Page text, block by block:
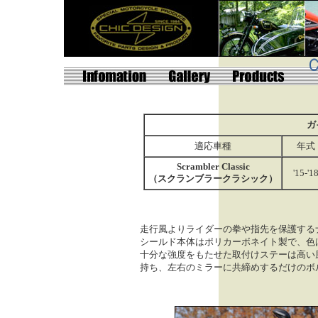
適応車種
年式
Scrambler Classic
（スクランブラークラシック）
'15-'18
走行風よりライダーの拳や指先を保護す
シールド本体はポリカーボネイト製で、
十分な強度をもたせた取付けステーは高
持ち、左右のミラーに共締めするだけの